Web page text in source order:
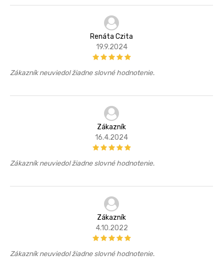
Renáta Czita
19.9.2024
Zákazník neuviedol žiadne slovné hodnotenie.
Zákazník
16.4.2024
Zákazník neuviedol žiadne slovné hodnotenie.
Zákazník
4.10.2022
Zákazník neuviedol žiadne slovné hodnotenie.